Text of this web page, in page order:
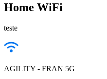
Home WiFi
teste
AGILITY - FRAN 5G